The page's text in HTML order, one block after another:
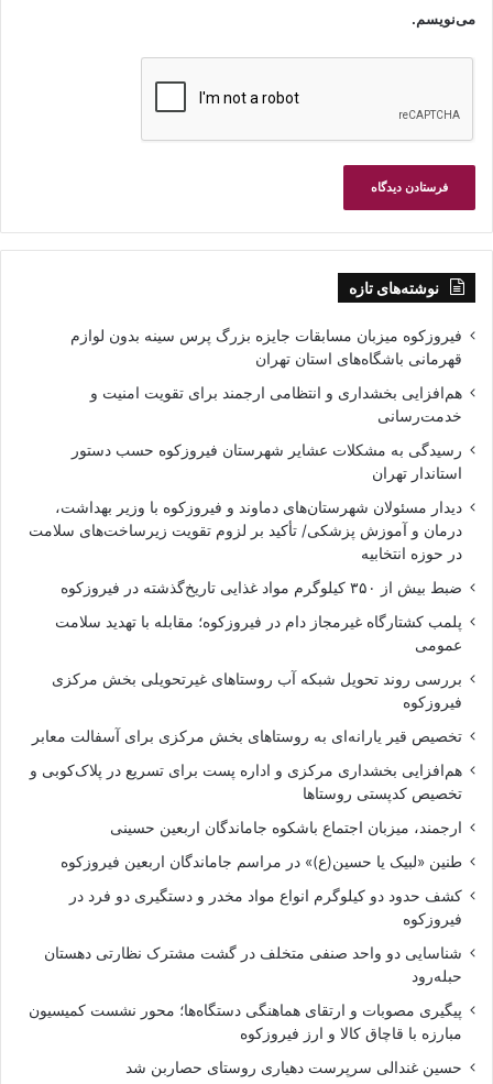
می‌نویسم.
نوشته‌های تازه
فیروزکوه میزبان مسابقات جایزه بزرگ پرس سینه بدون لوازم
قهرمانی باشگاه‌های استان تهران
هم‌افزایی بخشداری و انتظامی ارجمند برای تقویت امنیت و
خدمت‌رسانی
رسیدگی به مشکلات عشایر شهرستان فیروزکوه حسب دستور
استاندار تهران
دیدار مسئولان شهرستان‌های دماوند و فیروزکوه با وزیر بهداشت،
درمان و آموزش پزشکی/ تأکید بر لزوم تقویت زیرساخت‌های سلامت
در حوزه انتخابیه
ضبط بیش از ۳۵۰ کیلوگرم مواد غذایی تاریخ‌گذشته در فیروزکوه
پلمب کشتارگاه غیرمجاز دام در فیروزکوه؛ مقابله با تهدید سلامت
عمومی
بررسی روند تحویل شبکه آب روستاهای غیرتحویلی بخش مرکزی
فیروزکوه
تخصیص قیر یارانه‌ای به روستاهای بخش مرکزی برای آسفالت معابر
هم‌افزایی بخشداری مرکزی و اداره پست برای تسریع در پلاک‌کوبی و
تخصیص کدپستی روستاها
ارجمند، میزبان اجتماع باشکوه جاماندگان اربعین حسینی
طنین «لبیک یا حسین(ع)» در مراسم جاماندگان اربعین فیروزکوه
کشف حدود دو کیلوگرم انواع مواد مخدر و دستگیری دو فرد در
فیروزکوه
شناسایی دو واحد صنفی متخلف در گشت مشترک نظارتی دهستان
حبله‌رود
پیگیری مصوبات و ارتقای هماهنگی دستگاه‌ها؛ محور نشست کمیسیون
مبارزه با قاچاق کالا و ارز فیروزکوه
حسین غندالی سرپرست دهیاری روستای حصاربن شد